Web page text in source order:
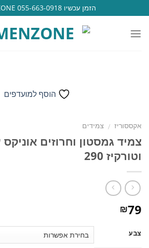
to
content
הזמן עכשיו 055-663-0918 MENZONE
הוסף למועדפים
אקססוריז / צמידים
צמיד גמסטון וחרוזים אוניקס
וטורקיז 290
₪79
צבע